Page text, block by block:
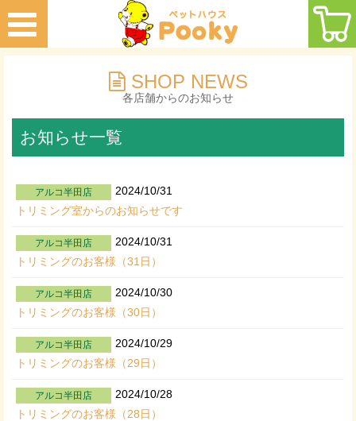
SHOP NEWS
各店舗からのお知らせ
お知らせ一覧
アルコ半田店
2024/10/31
トリミング室からのお知らせです
アルコ半田店
2024/10/31
トリミングのお客様（31日）
アルコ半田店
2024/10/30
トリミングのお客様（30日）
アルコ半田店
2024/10/29
トリミングのお客様（29日）
アルコ半田店
2024/10/28
トリミングのお客様（28日）